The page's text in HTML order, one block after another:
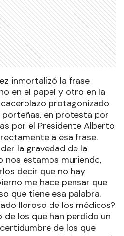
inmortalizó la frase
en el papel y otro en la
cacerolazo protagonizado
porteñas, en protesta por
por el Presidente Alberto
a esa frase.
la gravedad de la
nos estamos muriendo,
decir que no hay
me hace pensar que
que tiene esa palabra.
lloroso de los médicos?
de los que han perdido un
de los que